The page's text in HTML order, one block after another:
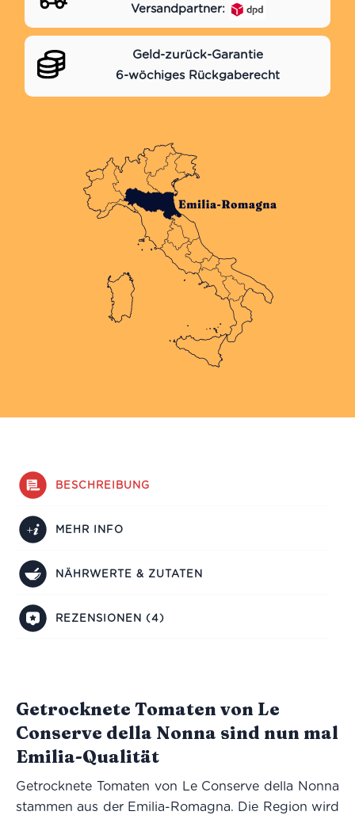
Versandpartner:
Geld-zurück-Garantie
6-wöchiges Rückgaberecht
BESCHREIBUNG
MEHR INFO
NÄHRWERTE & ZUTATEN
REZENSIONEN (4)
Getrocknete Tomaten von Le
Conserve della Nonna sind nun mal
Emilia-Qualität
Getrocknete Tomaten von Le Conserve della Nonna
stammen aus der Emilia-Romagna. Die Region wird